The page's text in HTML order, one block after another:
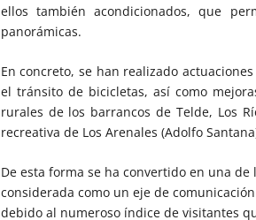
ellos también acondicionados, que
panorámicas.
En concreto, se han realizado
el tránsito de bicicletas, así como
rurales de los barrancos de Telde, Los
recreativa de Los Arenales (Adolfo
De esta forma se ha convertido en una
considerada como un eje de
debido al numeroso índice de visitantes